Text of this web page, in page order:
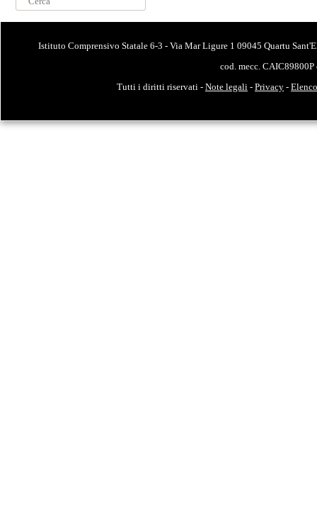
Istituto Comprensivo Statale 6-3 - Via Mar Ligure 1 09045 Quartu
cod. mecc.
Tutti i diritti riservati - Note legali - Privacy -